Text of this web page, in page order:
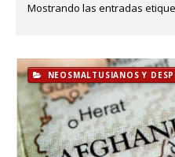
Mostrando las entradas
NEOSMALTUSIANOS Y